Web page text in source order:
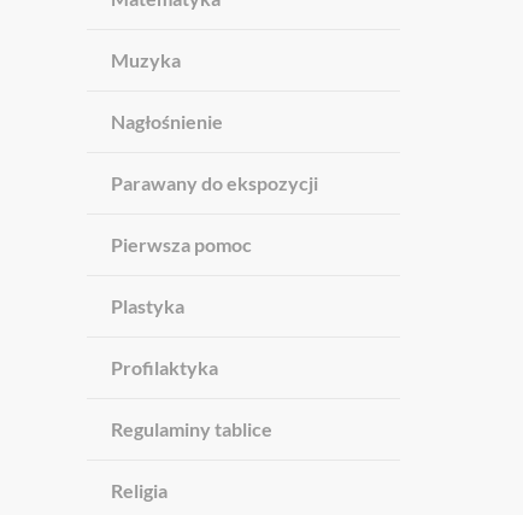
Muzyka
Nagłośnienie
Parawany do ekspozycji
Pierwsza pomoc
Plastyka
Profilaktyka
Regulaminy tablice
Religia